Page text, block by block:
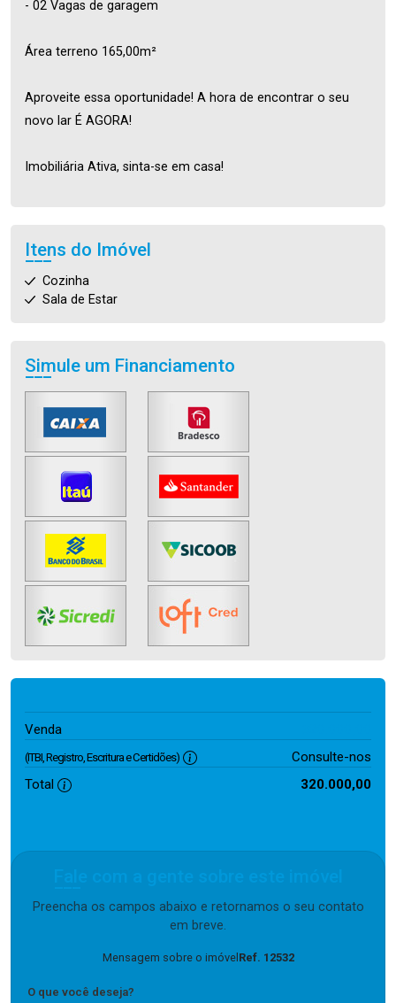
- 02 Vagas de garagem
Área terreno 165,00m²
Aproveite essa oportunidade! A hora de encontrar o seu
novo lar É AGORA!
Imobiliária Ativa, sinta-se em casa!
Itens do Imóvel
Cozinha
Sala de Estar
Simule um Financiamento
Venda
(ITBI, Registro, Escritura e Certidões)
Consulte-nos
Total
320.000,00
Preencha os campos abaixo e retornamos o seu contato
em breve.
Mensagem sobre o imóvel Ref. 12532
O que você deseja?